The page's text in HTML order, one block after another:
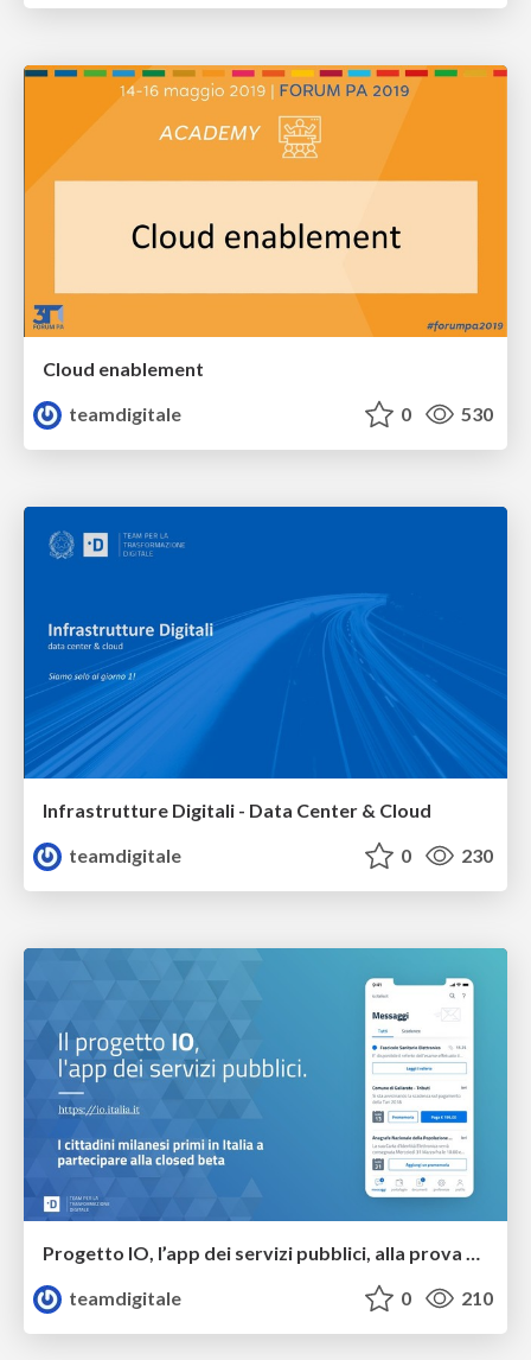
Cloud enablement
teamdigitale
0 530
Infrastrutture Digitali - Data Center & Cloud
teamdigitale
0 230
Progetto IO, l’app dei servizi pubblici, alla prova dei milanesi
teamdigitale
0 210